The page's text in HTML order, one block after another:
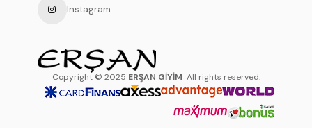
Instagram
Copyright © 2025 ERŞAN GİYİM All rights reserved.